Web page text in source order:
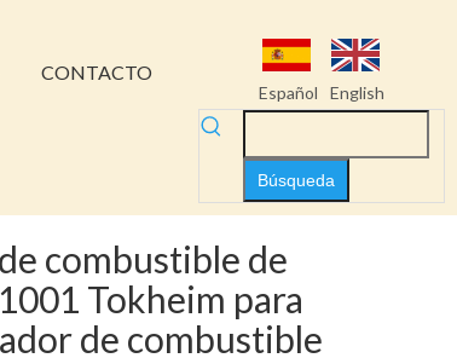
CONTACTO
Español English
Búsqueda
combustible de
Tokheim para
de combustible